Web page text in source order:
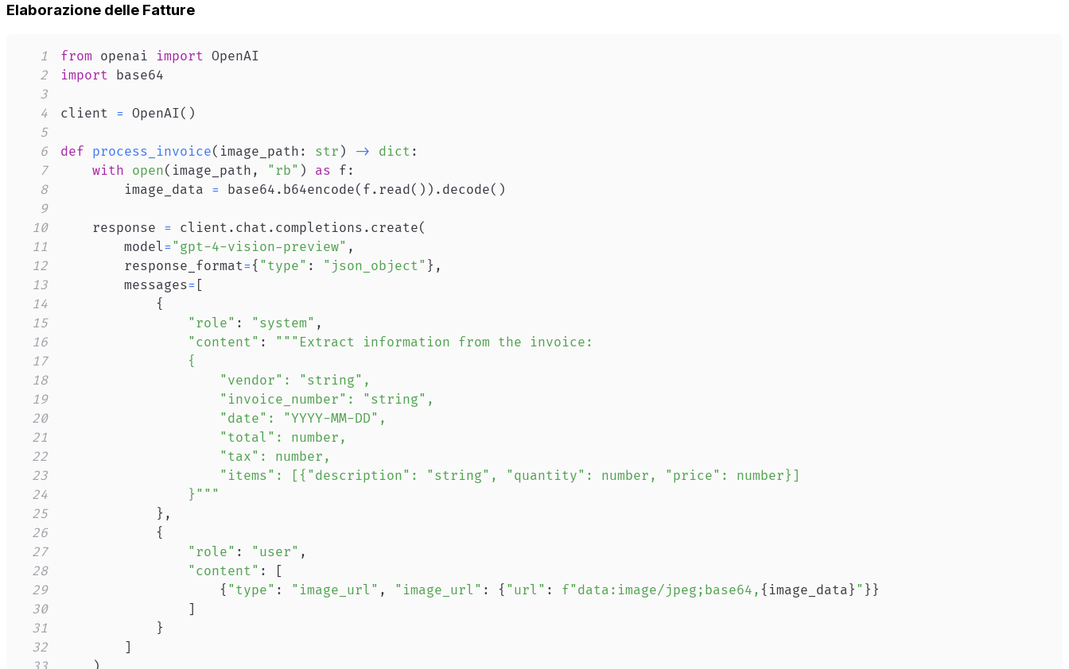
Elaborazione delle Fatture
1 from openai import
2
import
3
4
client = OpenAI( )
5
6
def process_invoice( image_path : str ) -> dict :
7
with open( image_path , "rb" ) as f :
8
        image_data
= base64 . b64encode( f . read( ) ) . decode( )
9
10
    response
= client . chat . completions . create(
11
        model
= "gpt-4-vision-preview" ,
12
        response_format
= { "type" : "json_object" } ,
13
        messages
= [
14
{
15
"role" : "system" ,
16
"content" :
17
18
19
20
21
22
23
24
                }"""
25
} ,
26
{
27
"role" : "user" ,
28
"content" :
[
29
{ "type" : "image_url" , "image_url" : { "url" : f"data:image/jpeg;base64, { image_data } " } }
30
]
31
}
32
]